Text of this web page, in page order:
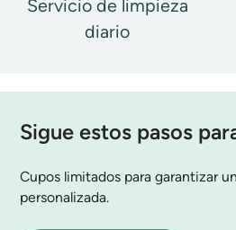
Servicio de limpieza
diario
Sigue estos pasos
Cupos limitados para garantizar
personalizada.